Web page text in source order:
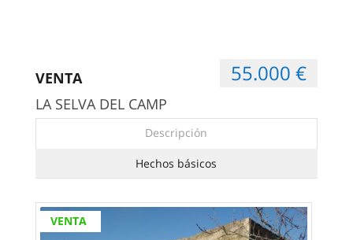
VENTA 55.000 €
LA SELVA DEL CAMP
Descripción
Hechos básicos
VENTA